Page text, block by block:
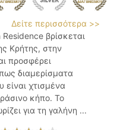
Δείτε περισσότερα >>
βρίσκεται
Κρήτης, στην
προσφέρει
διαμερίσματα
χτισμένα
κήπο. Το
για τη γαλήνη ...